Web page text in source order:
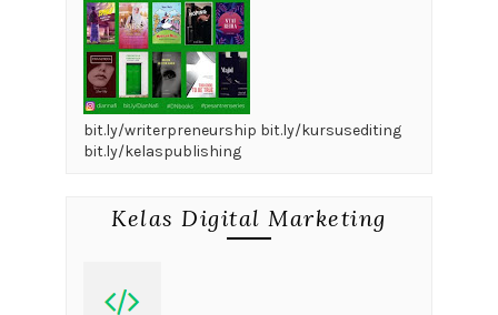
bit.ly/writerpreneurship bit.ly/kursusediting
bit.ly/kelaspublishing
Kelas Digital Marketing